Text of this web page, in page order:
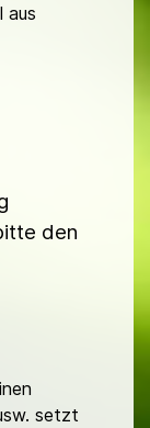
aus
den
setzt